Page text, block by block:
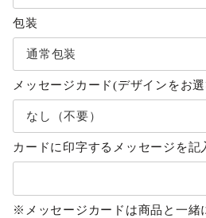
包装
メッセージカード(デザインをお
カードに印字するメッセージを記
※メッセージカードは商品と一緒